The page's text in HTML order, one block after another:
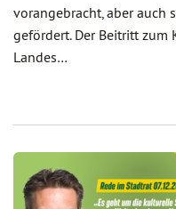
vorangebracht, aber auch
gefördert. Der Beitritt
Landes…